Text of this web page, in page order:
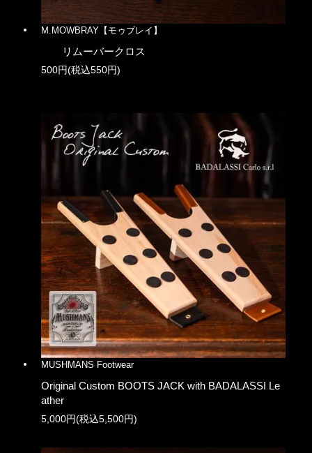
M.MOWBRAY【モゥブレイ】
リムーバークロス
500円(税込550円)
MUSHMANS Footwear
Original Custom BOOTS JACK with BADALASSI Le
ather
5,000円(税込5,500円)